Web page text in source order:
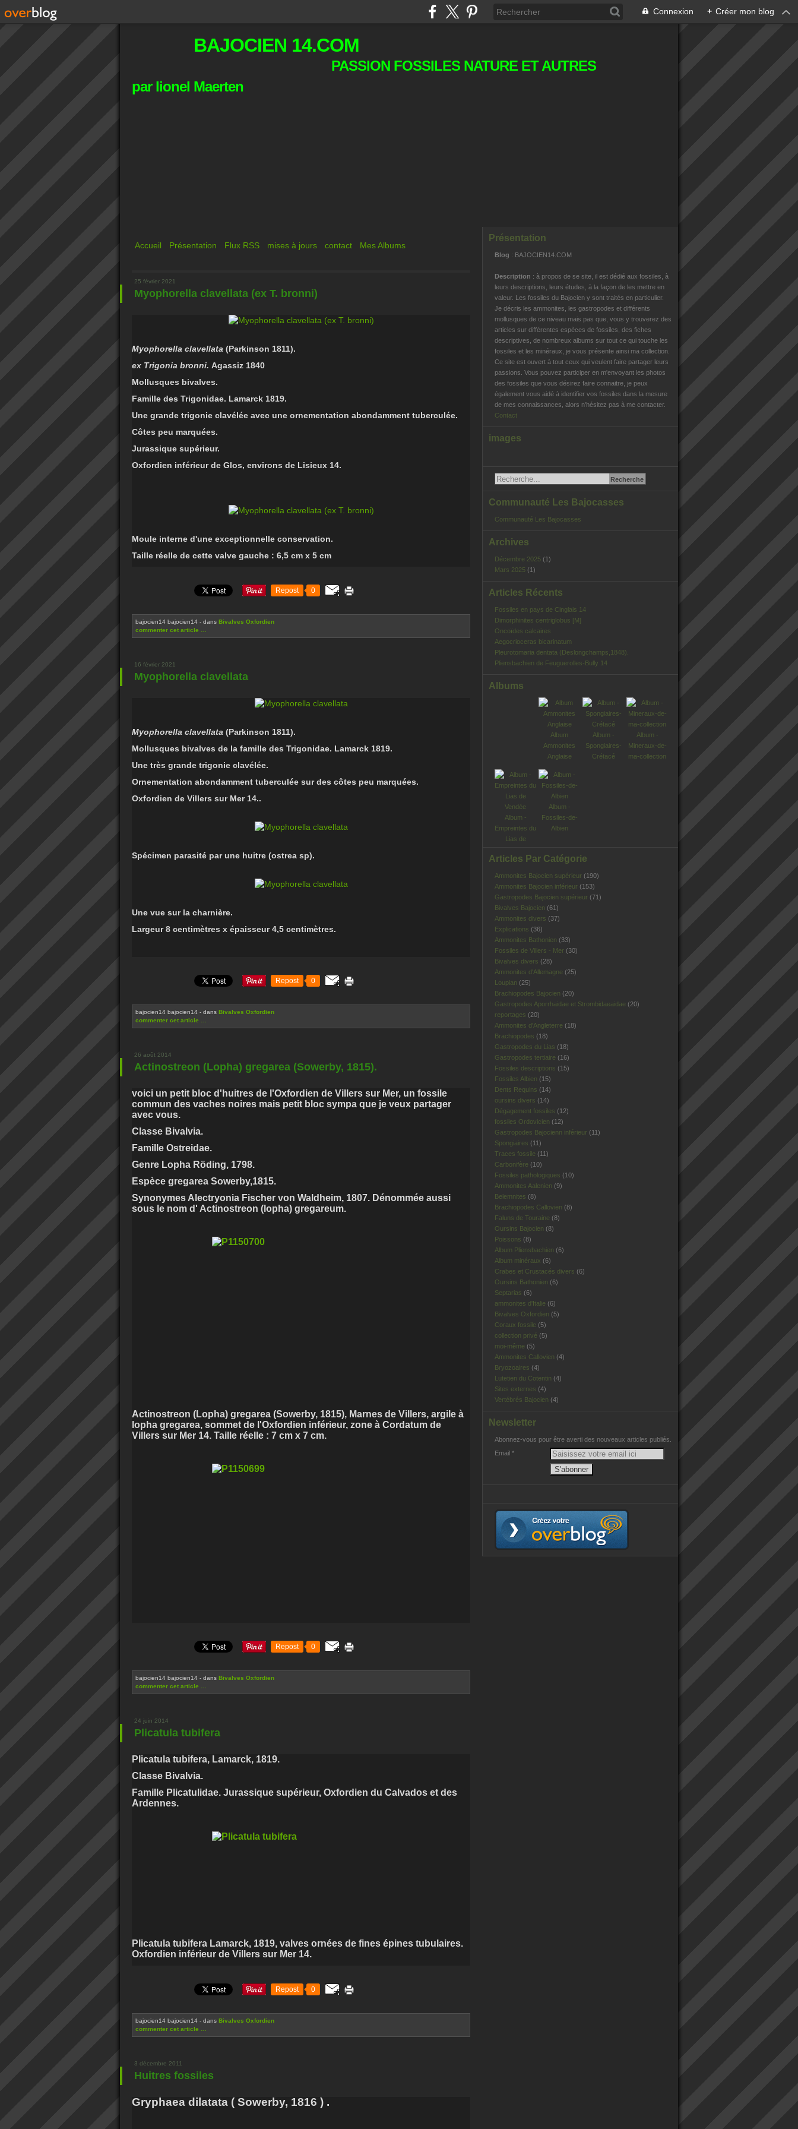
Connexion + Créer mon blog
BAJOCIEN 14.COM
PASSION FOSSILES NATURE ET AUTRES
par lionel Maerten
Accueil Présentation Flux RSS mises à jours contact Mes Albums
25 février 2021
Myophorella clavellata (ex T. bronni)
Myophorella clavellata (Parkinson 1811).
ex Trigonia bronni. Agassiz 1840
Mollusques bivalves.
Famille des Trigonidae. Lamarck 1819.
Une grande trigonie clavélée avec une ornementation abondamment tuberculée.
Côtes peu marquées.
Jurassique supérieur.
Oxfordien inférieur de Glos, environs de Lisieux 14.
Moule interne d'une exceptionnelle conservation.
Taille réelle de cette valve gauche : 6,5 cm x 5 cm
Repost 0
bajocien14 bajocien14 - dans Bivalves Oxfordien
commenter cet article
16 février 2021
Myophorella clavellata
Myophorella clavellata (Parkinson 1811).
Mollusques bivalves de la famille des Trigonidae. Lamarck 1819.
Une très grande trigonie clavélée.
Ornementation abondamment tuberculée sur des côtes peu marquées.
Oxfordien de Villers sur Mer 14..
Spécimen parasité par une huitre (ostrea sp).
Une vue sur la charnière.
Largeur 8 centimètres x épaisseur 4,5 centimètres.
Repost 0
bajocien14 bajocien14 - dans Bivalves Oxfordien
commenter cet article
26 août 2014
Actinostreon (Lopha) gregarea (Sowerby, 1815).
voici un petit bloc d'huitres de l'Oxfordien de Villers sur Mer, un fossile
commun des vaches noires mais petit bloc sympa que je veux partager
avec vous.
Classe Bivalvia.
Famille Ostreidae.
Genre Lopha Röding, 1798.
Espèce gregarea Sowerby,1815.
Synonymes Alectryonia Fischer von Waldheim, 1807. Dénommée aussi
sous le nom d' Actinostreon (lopha) gregareum.
Actinostreon (Lopha) gregarea (Sowerby, 1815), Marnes de Villers, argile à
lopha gregarea, sommet de l'Oxfordien inférieur, zone à Cordatum de
Villers sur Mer 14. Taille réelle : 7 cm x 7 cm.
Repost 0
bajocien14 bajocien14 - dans Bivalves Oxfordien
commenter cet article
24 juin 2014
Plicatula tubifera
Plicatula tubifera, Lamarck, 1819.
Classe Bivalvia.
Famille Plicatulidae. Jurassique supérieur, Oxfordien du Calvados et des
Ardennes.
Plicatula tubifera Lamarck, 1819, valves ornées de fines épines tubulaires.
Oxfordien inférieur de Villers sur Mer 14.
Repost 0
bajocien14 bajocien14 - dans Bivalves Oxfordien
commenter cet article
3 décembre 2011
Huitres fossiles
Gryphaea dilatata ( Sowerby, 1816 ) .
Présentation
Blog : BAJOCIEN14.COM
Description : à propos de se site, il est dédié aux fossiles, à
leurs descriptions, leurs études, à la façon de les mettre en
valeur. Les fossiles du Bajocien y sont traités en particulier.
Je décris les ammonites, les gastropodes et différents
mollusques de ce niveau mais pas que, vous y trouverez des
articles sur différentes espèces de fossiles, des fiches
descriptives, de nombreux albums sur tout ce qui touche les
fossiles et les minéraux, je vous présente ainsi ma collection.
Ce site est ouvert à tout ceux qui veulent faire partager leurs
passions. Vous pouvez participer en m'envoyant les photos
des fossiles que vous désirez faire connaitre, je peux
également vous aidé à identifier vos fossiles dans la mesure
de mes connaissances, alors n'hésitez pas à me contacter.
Contact
images
Communauté Les Bajocasses
Communauté Les Bajocasses
Archives
Décembre 2025 (1)
Mars 2025 (1)
Articles Récents
Fossiles en pays de Cinglais 14
Dimorphinites centriglobus [M]
Oncoïdes calcaires
Aegocrioceras bicarinatum
Pleurotomaria dentata (Deslongchamps,1848).
Pliensbachien de Feuguerolles-Bully 14
Albums
Album
Ammonites
Anglaise
Album -
Spongiaires-
Crétacé
Album -
Mineraux-de-
ma-collection
Album -
Empreintes du
Lias de
Album -
Fossiles-de-
Albien
Articles Par Catégorie
Ammonites Bajocien supérieur (190)
Ammonites Bajocien inférieur (153)
Gastropodes Bajocien supérieur (71)
Bivalves Bajocien (61)
Ammonites divers (37)
Explications (36)
Ammonites Bathonien (33)
Fossiles de Villers - Mer (30)
Bivalves divers (28)
Ammonites d'Allemagne (25)
Loupian (25)
Brachiopodes Bajocien (20)
Gastropodes Aporrhaidae et Strombidaeaidae (20)
reportages (20)
Ammonites d'Angleterre (18)
Brachiopodes (18)
Gastropodes du Lias (18)
Gastropodes tertiaire (16)
Fossiles descriptions (15)
Fossiles Albien (15)
Dents Requins (14)
oursins divers (14)
Dégagement fossiles (12)
fossiles Ordovicien (12)
Gastropodes Bajocienn inférieur (11)
Spongiaires (11)
Traces fossile (11)
Carbonifère (10)
Fossiles pathologiques (10)
Ammonites Aalenien (9)
Belemnites (8)
Brachiopodes Callovien (8)
Faluns de Touraine (8)
Oursins Bajocien (8)
Poissons (8)
Album Pliensbachien (6)
Album minéraux (6)
Crabes et Crustacés divers (6)
Oursins Bathonien (6)
Septarias (6)
ammonites d'Italie (6)
Bivalves Oxfordien (5)
Coraux fossile (5)
collection privé (5)
moi-même (5)
Ammonites Callovien (4)
Bryozoaires (4)
Lutetien du Cotentin (4)
Sites externes (4)
Vertébrés Bajocien (4)
Newsletter
Abonnez-vous pour être averti des nouveaux articles publiés.
Email